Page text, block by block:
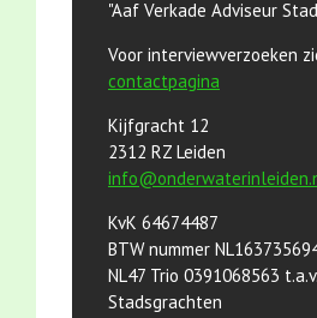
"Aaf Verkade Adviseur
Voor interviewverzoeken
contactpagina
Kijfgracht 12
2312 RZ Leiden
KvK 64674487
BTW nummer
NL47 Trio 0391068563
Stadsgrachten